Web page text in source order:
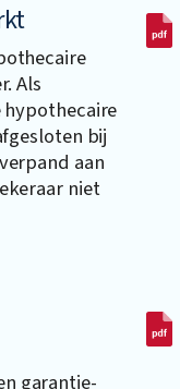
Als
hypothecaire
bij
aan
niet
garantie-